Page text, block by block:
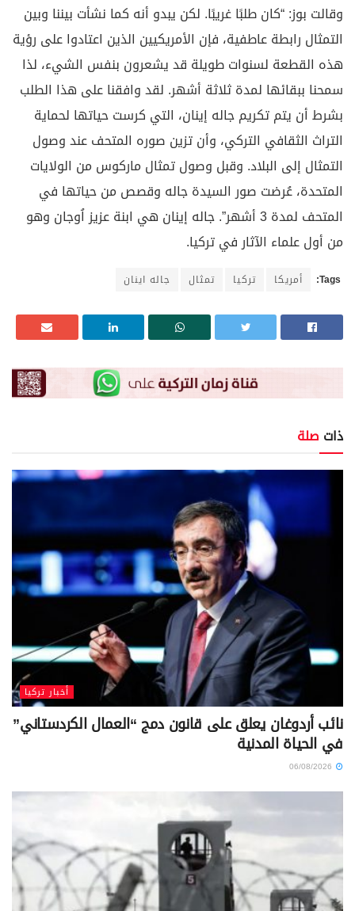
وقالت بوز: “كان طلبًا غريبًا. لكن يبدو أنه كما نشأت بيننا وبين
التمثال رابطة عاطفية، فإن الأمريكيين الذين اعتادوا على رؤية
هذه القطعة لسنوات طويلة قد يشعرون بنفس الشيء، لذا
سمحنا ببقائها لمدة ثلاثة أشهر. لقد وافقنا على هذا الطلب
بشرط أن يتم تكريم جاله إينان، التي كرست حياتها لحماية
التراث الثقافي التركي، وأن تزين صوره المتحف عند وصول
التمثال إلى البلاد. وقبل وصول تمثال ماركوس من الولايات
المتحدة، عُرضت صور السيدة جاله وقصص من حياتها في
المتحف لمدة 3 أشهر”. جاله إينان هي ابنة عزيز اُوجان وهو
من أول علماء الآثار في تركيا.
Tags: أمريكا تركيا تمثال جاله اينان
ذات صلة
أخبار تركيا
نائب أردوغان يعلق على قانون دمج “العمال الكردستاني”
في الحياة المدنية